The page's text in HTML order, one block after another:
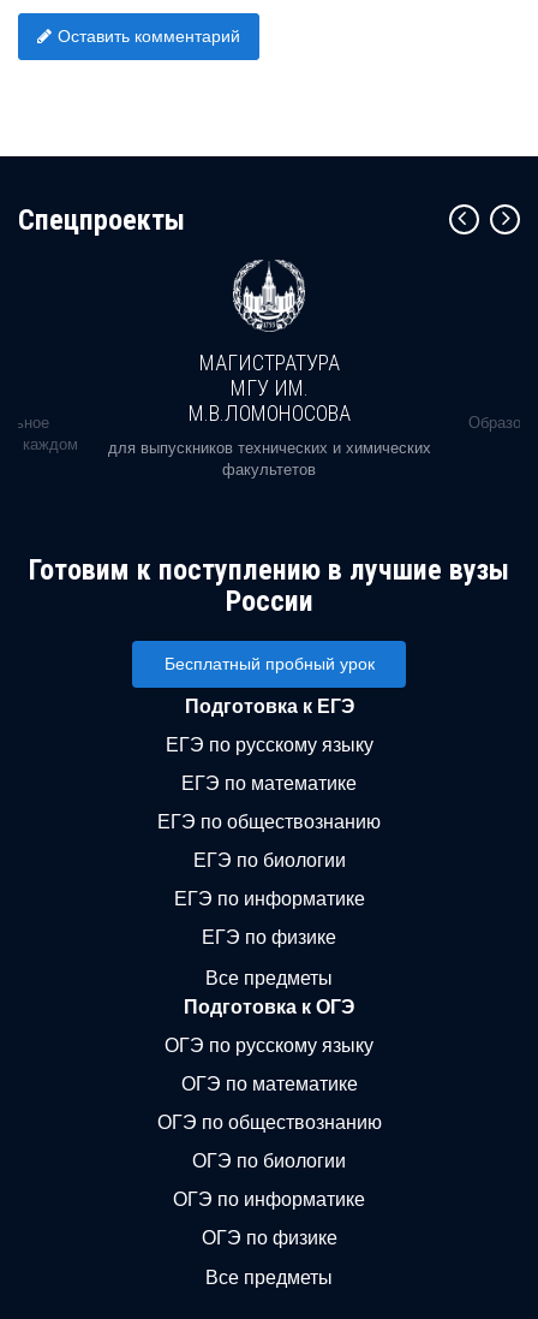
Оставить комментарий
Cпецпроекты
в каждом
МАГИСТРАТУРА
МГУ ИМ.
М.В.ЛОМОНОСОВА
для выпускников технических и химических
факультетов
Готовим к поступлению в лучшие вузы
России
Бесплатный пробный урок
Подготовка к ЕГЭ
ЕГЭ по русскому языку
ЕГЭ по математике
ЕГЭ по обществознанию
ЕГЭ по биологии
ЕГЭ по информатике
ЕГЭ по физике
Все предметы
Подготовка к ОГЭ
ОГЭ по русскому языку
ОГЭ по математике
ОГЭ по обществознанию
ОГЭ по биологии
ОГЭ по информатике
ОГЭ по физике
Все предметы